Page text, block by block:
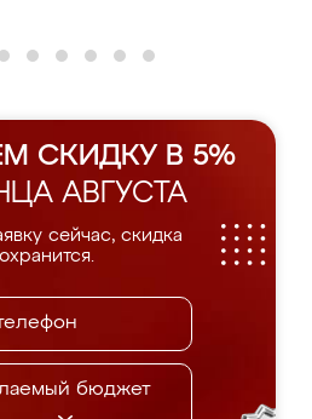
СКИДКУ В 5%
АВГУСТА
сейчас, скидка
бюджет